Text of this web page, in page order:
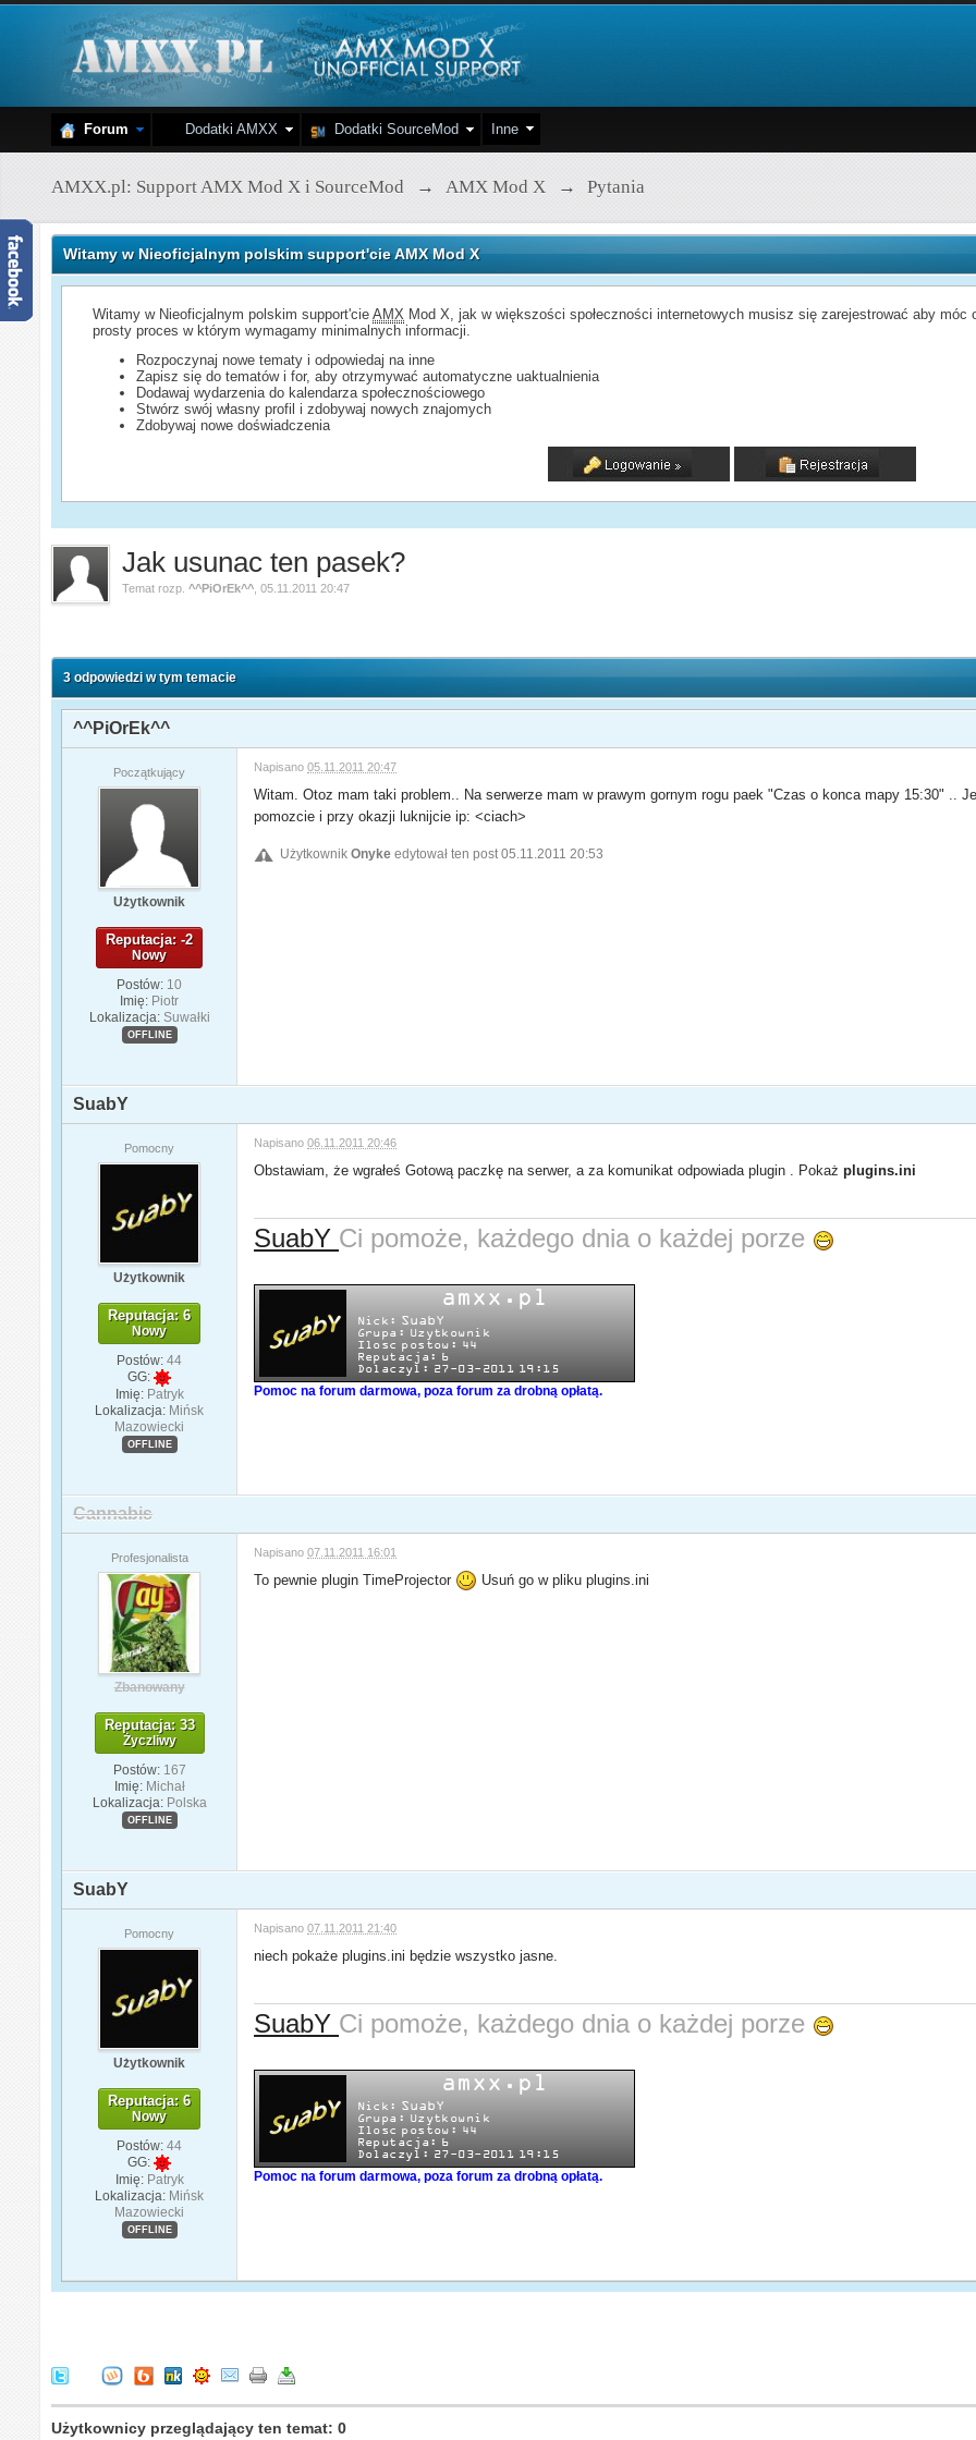
Forum Dodatki AMXX Dodatki SourceMod Inne
AMXX.pl: Support AMX Mod X i SourceMod → AMX Mod X → Pytania
Witamy w Nieoficjalnym polskim support'cie AMX Mod X
Witamy w Nieoficjalnym polskim support'cieAMX Mod X, jak w większości społeczności internetowych musisz się zarejestrować aby
prosty proces w którym wymagamy minimalnych informacji.
Rozpoczynaj nowe tematy i odpowiedaj na inne
Zapisz się do tematów i for, aby otrzymywać automatyczne uaktualnienia
Dodawaj wydarzenia do kalendarza społecznościowego
Stwórz swój własny profil i zdobywaj nowych znajomych
Zdobywaj nowe doświadczenia
Jak usunac ten pasek?
Temat rozp.^^PiOrEk^^ ,05.11.2011 20:47
3 odpowiedzi w tym temacie
^^PiOrEk^^
Początkujący
Użytkownik
Reputacja: -2
Nowy
Postów: 10
Imię: Piotr
Lokalizacja: Suwałki
OFFLINE
Napisano05.11.2011 20:47
Witam. Otoz mam taki problem.. Na serwerze mam w prawym gornym rogu paek "Czas o konca mapy 15:30" ..
pomozcie i przy okazji luknijcie ip: <ciach>
UżytkownikOnyke edytował ten post 05.11.2011 20:53
SuabY
Pomocny
Użytkownik
Reputacja: 6
Nowy
Postów: 44
GG:
Imię: Patryk
Lokalizacja: Mińsk
Mazowiecki
OFFLINE
Napisano06.11.2011 20:46
Obstawiam, że wgrałeś Gotową paczkę na serwer, a za komunikat odpowiada plugin . Pokażplugins.ini
SuabY Ci pomoże, każdego dnia o każdej porze
Pomoc na forum darmowa, poza forum za drobną opłatą.
Cannabis
Profesjonalista
Zbanowany
Reputacja: 33
Życzliwy
Postów: 167
Imię: Michał
Lokalizacja: Polska
OFFLINE
Napisano07.11.2011 16:01
To pewnie plugin TimeProjector Usuń go w pliku plugins.ini
SuabY
Pomocny
Użytkownik
Reputacja: 6
Nowy
Postów: 44
GG:
Imię: Patryk
Lokalizacja: Mińsk
Mazowiecki
OFFLINE
Napisano07.11.2011 21:40
niech pokaże plugins.ini będzie wszystko jasne.
SuabY Ci pomoże, każdego dnia o każdej porze
Pomoc na forum darmowa, poza forum za drobną opłatą.
Użytkownicy przeglądający ten temat: 0